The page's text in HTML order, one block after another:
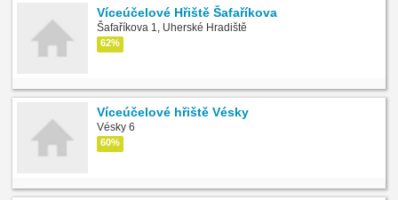
Víceúčelové Hřiště Šafaříkova
Šafaříkova 1, Uherské Hradiště
62%
Víceúčelové hřiště Vésky
Vésky 6
60%